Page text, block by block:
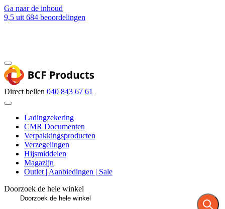
Ga naar de inhoud
9,5 uit 684 beoordelingen
Direct bellen 040 843 67 61
Ladingzekering
CMR Documenten
Verpakkingsproducten
Verzegelingen
Hijsmiddelen
Magazijn
Outlet | Aanbiedingen | Sale
Doorzoek de hele winkel